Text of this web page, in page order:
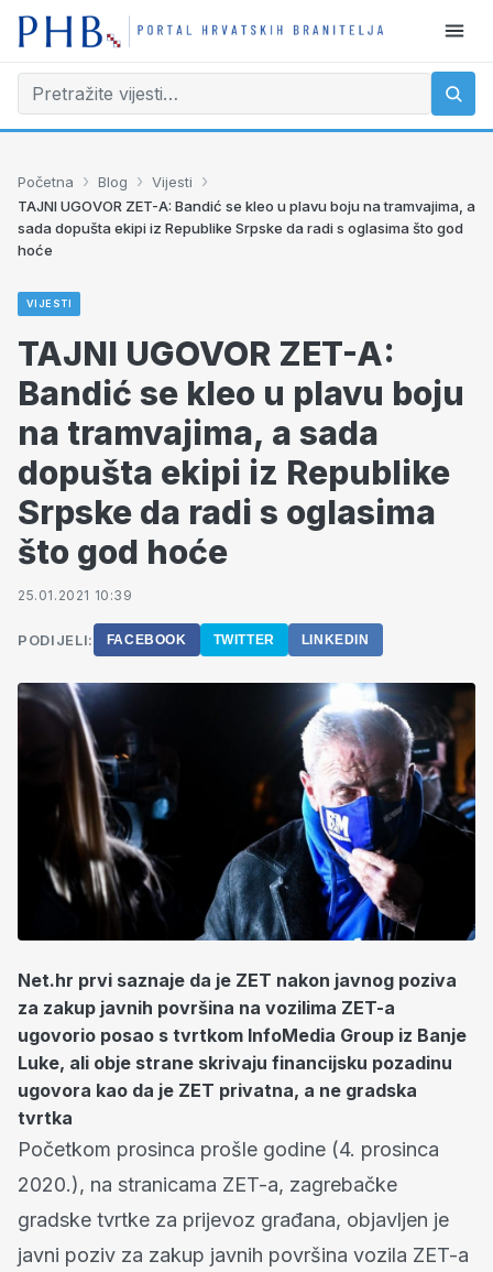
Početna › Blog › Vijesti ›
TAJNI UGOVOR ZET-A: Bandić se kleo u plavu boju na tramvajima, a
sada dopušta ekipi iz Republike Srpske da radi s oglasima što god
hoće
VIJESTI
TAJNI UGOVOR ZET-A:
Bandić se kleo u plavu boju
na tramvajima, a sada
dopušta ekipi iz Republike
Srpske da radi s oglasima
što god hoće
25.01.2021 10:39
PODIJELI: FACEBOOK TWITTER LINKEDIN
Net.hr prvi saznaje da je ZET nakon javnog poziva
za zakup javnih površina na vozilima ZET-a
ugovorio posao s tvrtkom InfoMedia Group iz Banje
Luke, ali obje strane skrivaju financijsku pozadinu
ugovora kao da je ZET privatna, a ne gradska
tvrtka
Početkom prosinca prošle godine (4. prosinca
2020.), na stranicama ZET-a, zagrebačke
gradske tvrtke za prijevoz građana, objavljen je
javni poziv za zakup javnih površina vozila ZET-a